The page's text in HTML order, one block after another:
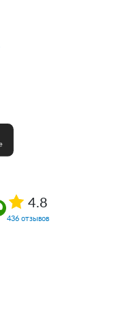
4.8
436 отзывов